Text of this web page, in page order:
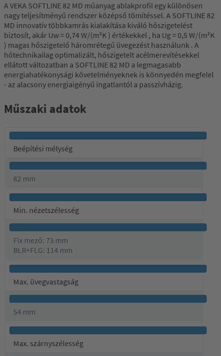
A VEKA SOFTLINE 82 MD műanyag ablakprofil egy különösen
nagy teljesítményű rendszer középső tömítéssel. A SOFTLINE 82
MD innovatív többkamrás kialakítása kiváló hőszigetelést
biztosít, akár Uw = 0,74 W/(m²K ) értékekkel , ha Ug = 0,5 W/(m²K
) magas hőszigetelő háromrétegű üvegezést használunk . A
hőtechnikailag optimalizált, hőszigetelt acélmerevítésekkel
ellátott változatban a SOFTLINE 82 MD a legmagasabb
energiahatékonysági követelményeknek is könnyedén megfelel
- az alacsony energiaigényű ingatlantól a passzívházig.
Műszaki adatok
Beépítési mélység
82 mm
Min. nézetszélesség
Fix mező: 73 mm
BLR+FLG: 114 mm
Max. üvegvastagság
54 mm
Max. szárnyszélesség